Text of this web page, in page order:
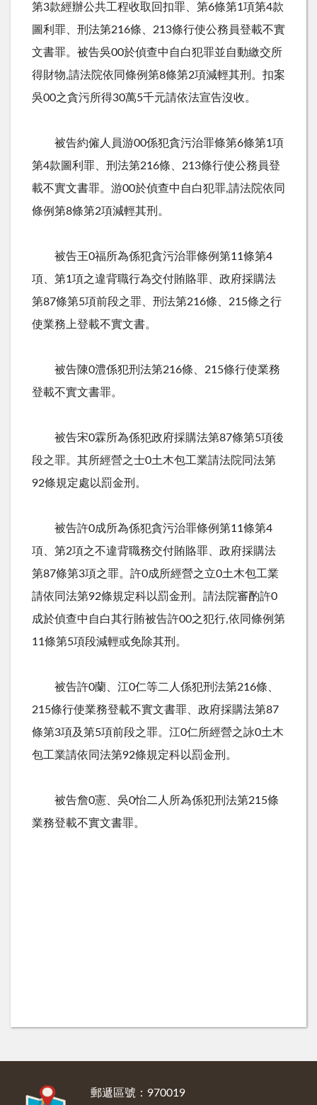
第3款經辦公共工程收取回扣罪、第6條第1項第4款
圖利罪、刑法第216條、213條行使公務員登載不實
文書罪。被告吳00於偵查中自白犯罪並自動繳交所
得財物,請法院依同條例第8條第2項減輕其刑。扣案
吳00之貪污所得30萬5千元請依法宣告沒收。
被告約僱人員游00係犯貪污治罪條第6條第1項
第4款圖利罪、刑法第216條、213條行使公務員登
載不實文書罪。游00於偵查中自白犯罪,請法院依同
條例第8條第2項減輕其刑。
被告王0福所為係犯貪污治罪條例第11條第4
項、第1項之違背職行為交付賄賂罪、政府採購法
第87條第5項前段之罪、刑法第216條、215條之行
使業務上登載不實文書。
被告陳0澧係犯刑法第216條、215條行使業務
登載不實文書罪。
被告宋0霖所為係犯政府採購法第87條第5項後
段之罪。其所經營之士0土木包工業請法院同法第
92條規定處以罰金刑。
被告許0成所為係犯貪污治罪條例第11條第4
項、第2項之不違背職務交付賄賂罪、政府採購法
第87條第3項之罪。許0成所經營之立0土木包工業
請依同法第92條規定科以罰金刑。請法院審酌許0
成於偵查中自白其行賄被告許00之犯行,依同條例第
11條第5項段減輕或免除其刑。
被告許0蘭、江0仁等二人係犯刑法第216條、
215條行使業務登載不實文書罪、政府採購法第87
條第3項及第5項前段之罪。江0仁所經營之詠0土木
包工業請依同法第92條規定科以罰金刑。
被告詹0憲、吳0怡二人所為係犯刑法第215條
業務登載不實文書罪。
郵遞區號：970019